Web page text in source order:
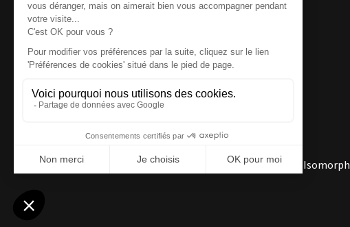
Magazine et site internet culturels varois.
Termes et conditions
|Gestion des cookies Réalisation Isomorph